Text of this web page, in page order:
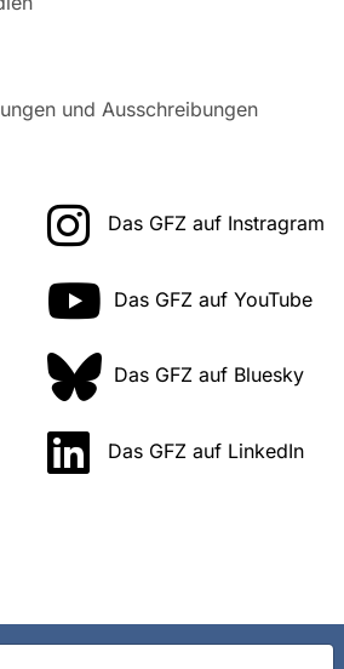
und Ausschreibungen
Das GFZ auf Instragram
Das GFZ auf YouTube
Das GFZ auf Bluesky
Das GFZ auf LinkedIn